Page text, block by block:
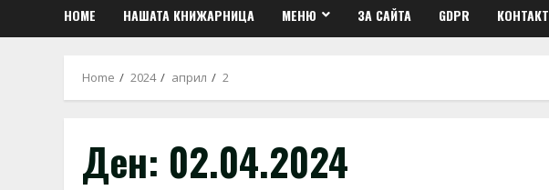
HOME НАШАТА КНИЖАРНИЦА МЕНЮ ЗА САЙТА GDPR КОНТАКТ
Home 2024 април 2
Ден: 02.04.2024